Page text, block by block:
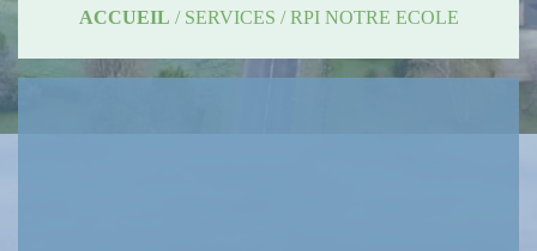
ACCUEIL / SERVICES /RPI NOTRE ECOLE